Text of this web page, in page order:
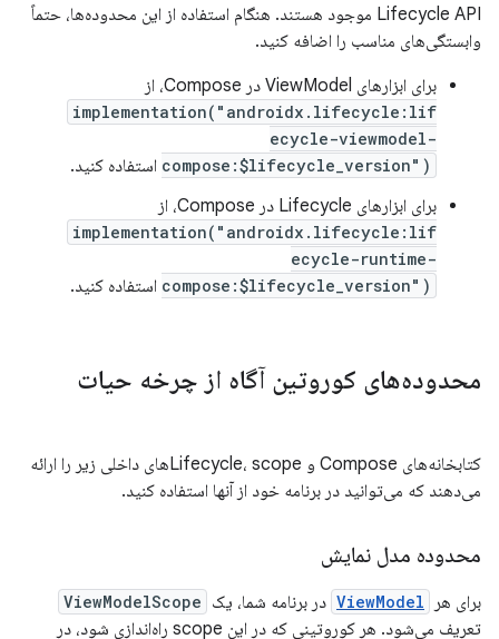
Lifecycle API موجود هستند. هنگام استفاده از این محدوده‌ها، حتماً
وابستگی‌های مناسب را اضافه کنید.
برای ابزارهای ViewModel در Compose، از
implementation("androidx.lifecycle:lif
ecycle-viewmodel-
compose:$lifecycle_version") استفاده کنید.
برای ابزارهای Lifecycle در Compose، از
implementation("androidx.lifecycle:lif
ecycle-runtime-
compose:$lifecycle_version") استفاده کنید.
محدوده‌های کوروتین آگاه از چرخه حیات
کتابخانه‌های Compose و Lifecycle، scopeهای داخلی زیر را ارائه
می‌دهند که می‌توانید در برنامه خود از آنها استفاده کنید.
محدوده مدل نمایش
برای هر ViewModel در برنامه شما، یک ViewModelScope
تعریف می‌شود. هر کوروتینی که در این scope راه‌اندازی شود، در